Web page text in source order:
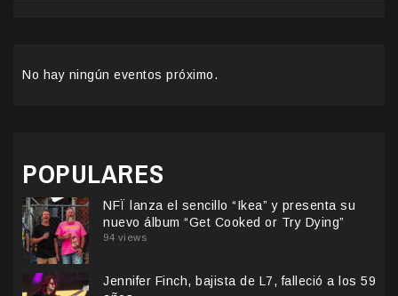
No hay ningún eventos próximo.
POPULARES
NFÏ lanza el sencillo “Ikea” y presenta su
nuevo álbum “Get Cooked or Try Dying”
94 views
Jennifer Finch, bajista de L7, falleció a los 59